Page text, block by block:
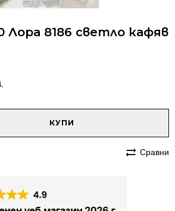
Лора 8186 светло кафяв
КУПИ
Сравни